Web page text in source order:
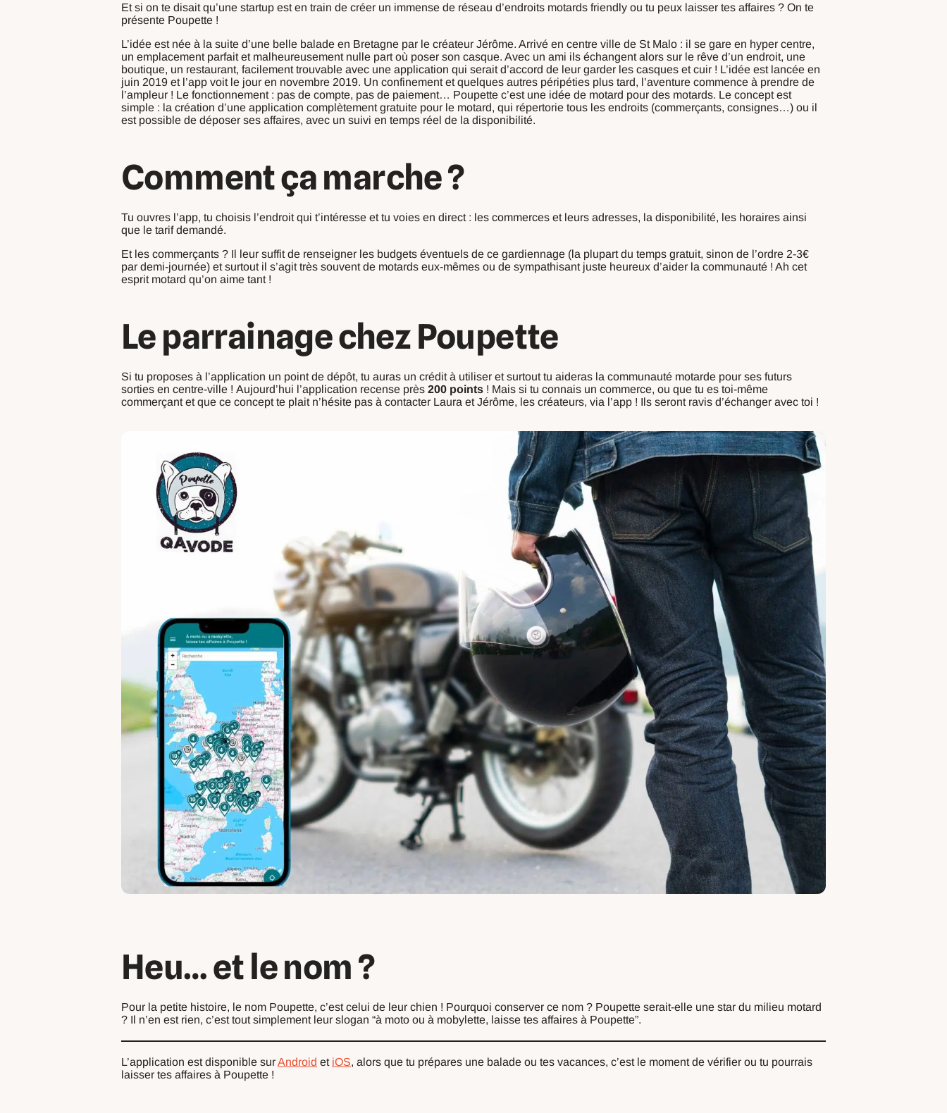
Et si on te disait qu’une startup est en train de créer un immense de réseau d’endroits motards friendly ou tu peux laisser tes affaires ? On te
présente Poupette !
L’idée est née à la suite d’une belle balade en Bretagne par le créateur Jérôme. Arrivé en centre ville de St Malo : il se gare en hyper centre,
un emplacement parfait et malheureusement nulle part où poser son casque. Avec un ami ils échangent alors sur le rêve d’un endroit, une
boutique, un restaurant, facilement trouvable avec une application qui serait d’accord de leur garder les casques et cuir ! L’idée est lancée en
juin 2019 et l’app voit le jour en novembre 2019. Un confinement et quelques autres péripéties plus tard, l’aventure commence à prendre de
l’ampleur ! Le fonctionnement : pas de compte, pas de paiement… Poupette c’est une idée de motard pour des motards. Le concept est
simple : la création d’une application complètement gratuite pour le motard, qui répertorie tous les endroits (commerçants, consignes…) ou il
est possible de déposer ses affaires, avec un suivi en temps réel de la disponibilité.
Comment ça marche ?
Tu ouvres l’app, tu choisis l’endroit qui t’intéresse et tu voies en direct : les commerces et leurs adresses, la disponibilité, les horaires ainsi
que le tarif demandé.
Et les commerçants ? Il leur suffit de renseigner les budgets éventuels de ce gardiennage (la plupart du temps gratuit, sinon de l’ordre 2-3€
par demi-journée) et surtout il s’agit très souvent de motards eux-mêmes ou de sympathisant juste heureux d’aider la communauté ! Ah cet
esprit motard qu’on aime tant !
Le parrainage chez Poupette
Si tu proposes à l’application un point de dépôt, tu auras un crédit à utiliser et surtout tu aideras la communauté motarde pour ses futurs
sorties en centre-ville ! Aujourd’hui l’application recense près 200 points ! Mais si tu connais un commerce, ou que tu es toi-même
commerçant et que ce concept te plait n’hésite pas à contacter Laura et Jérôme, les créateurs, via l’app ! Ils seront ravis d’échanger avec toi !
Heu… et le nom ?
Pour la petite histoire, le nom Poupette, c’est celui de leur chien ! Pourquoi conserver ce nom ? Poupette serait-elle une star du milieu motard
? Il n’en est rien, c’est tout simplement leur slogan “à moto ou à mobylette, laisse tes affaires à Poupette”.
L’application est disponible surAndroid et iOS, alors que tu prépares une balade ou tes vacances, c’est le moment de vérifier ou tu pourrais
laisser tes affaires à Poupette !